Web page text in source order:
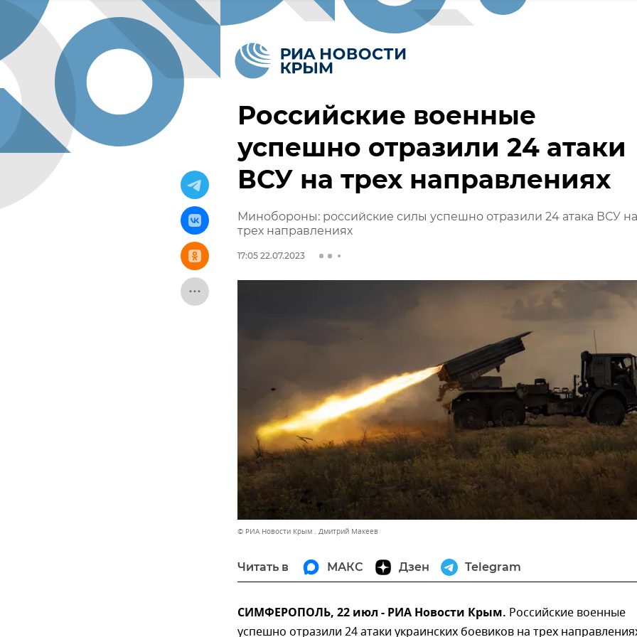
Российские военные
успешно отразили 24 атаки
ВСУ на трех направлениях
Минобороны: российские силы успешно отразили 24 атака ВСУ на
трех направлениях
17:05 22.07.2023
© РИА Новости Крым . Дмитрий Макеев
Читать в МАКС Дзен Telegram
СИМФЕРОПОЛЬ, 22 июл - РИА Новости Крым. Российские военные
успешно отразили 24 атаки украинских боевиков на трех